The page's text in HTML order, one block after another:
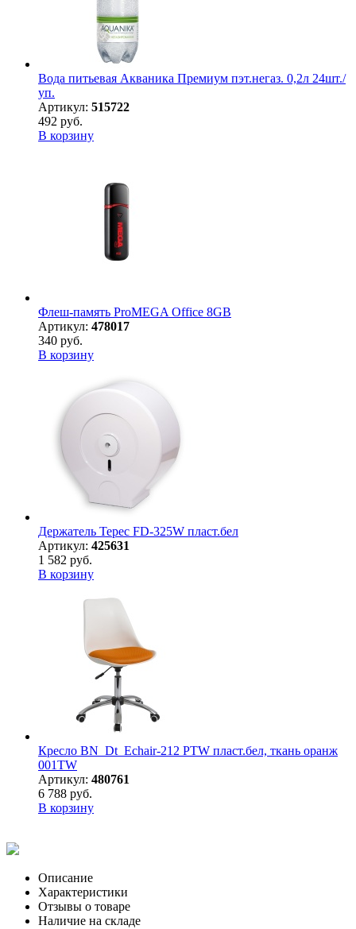
Вода питьевая Акваника Премиум пэт.негаз. 0,2л 24шт./
уп.
Артикул: 515722
492 руб.
В корзину
Флеш-память ProMEGA Office 8GB
Артикул: 478017
340 руб.
В корзину
Держатель Терес FD-325W пласт.бел
Артикул: 425631
1 582 руб.
В корзину
Кресло BN_Dt_Echair-212 PTW пласт.бел, ткань оранж
001TW
Артикул: 480761
6 788 руб.
В корзину
Описание
Характеристики
Отзывы о товаре
Наличие на складе